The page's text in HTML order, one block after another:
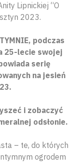
Lipnickiej “O
2023.
podczas
25-lecie swojej
serię
na jesień
i zobaczyć
odsłonie.
– te, do których
ogrodem